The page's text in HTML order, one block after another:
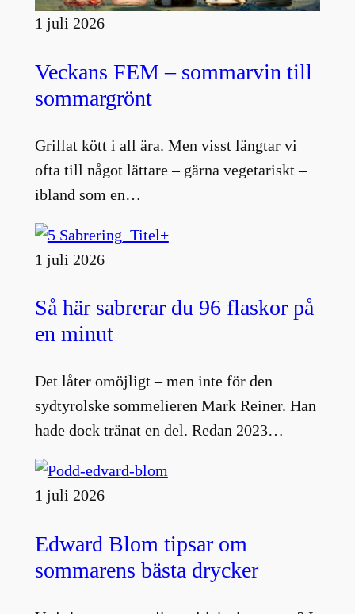
1 juli 2026
Veckans FEM – sommarvin till
sommargrönt
Grillat kött i all ära. Men visst längtar vi
ofta till något lättare – gärna vegetariskt –
ibland som en…
1 juli 2026
Så här sabrerar du 96 flaskor på
en minut
Det låter omöjligt – men inte för den
sydtyrolske sommelieren Mark Reiner. Han
hade dock tränat en del. Redan 2023…
1 juli 2026
Edward Blom tipsar om
sommarens bästa drycker